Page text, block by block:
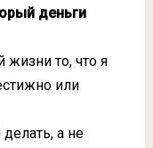
деньги
жизни то, что я
или
а не